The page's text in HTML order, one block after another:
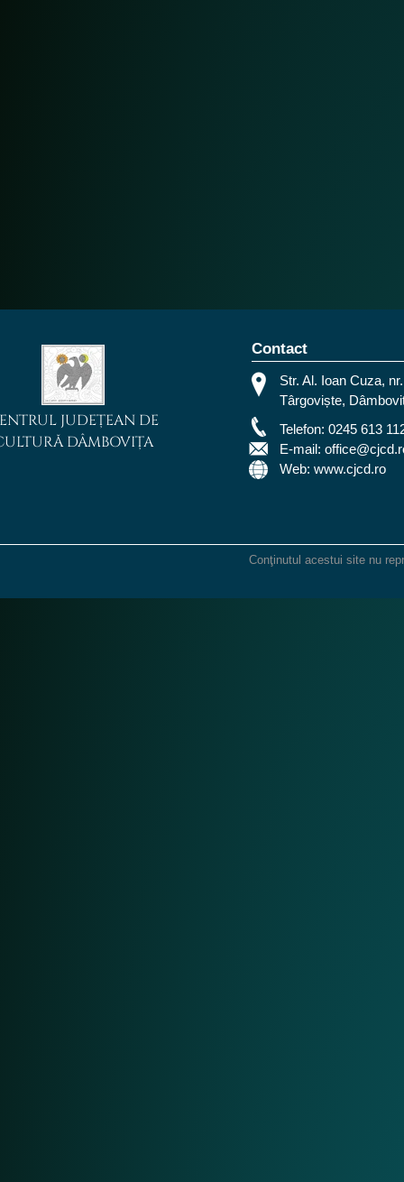
JUDEȚEAN DE
DÂMBOVIȚA
Contact
Telefon: 0245 613
E-mail:
Web: www.cjcd.ro
Str. Al. Ioan Cuza,
Târgoviște,
Conţinutul acestui site nu